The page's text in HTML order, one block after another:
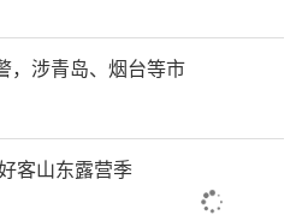
，涉青岛、烟台等市
客山东露营季